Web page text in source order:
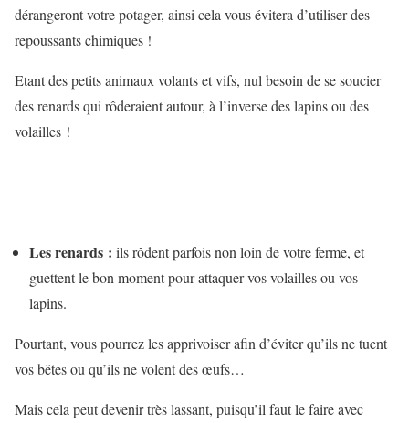
dérangeront votre potager, ainsi cela vous évitera d’utiliser des
repoussants chimiques !
Etant des petits animaux volants et vifs, nul besoin de se soucier
des renards qui rôderaient autour, à l’inverse des lapins ou des
volailles !
Les renards : ils rôdent parfois non loin de votre ferme, et
guettent le bon moment pour attaquer vos volailles ou vos
lapins.
Pourtant, vous pourrez les apprivoiser afin d’éviter qu’ils ne tuent
vos bêtes ou qu’ils ne volent des œufs…
Mais cela peut devenir très lassant, puisqu’il faut le faire avec